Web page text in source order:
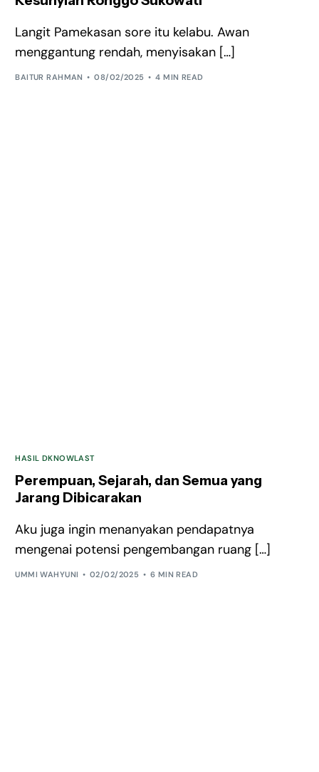
Langit Pamekasan sore itu kelabu. Awan
menggantung rendah, menyisakan […]
BAITUR RAHMAN 08/02/2025 4 MIN READ
HASIL DKNOWLAST
Perempuan, Sejarah, dan Semua yang
Jarang Dibicarakan
Aku juga ingin menanyakan pendapatnya
mengenai potensi pengembangan ruang […]
UMMI WAHYUNI 02/02/2025 6 MIN READ